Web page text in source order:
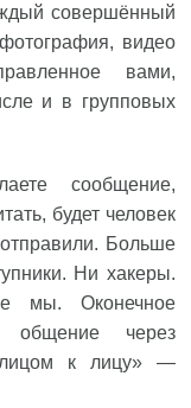
совершённый
видео
вами,
и в групповых
сообщение,
будет человек
Больше
Ни хакеры.
мы. Оконечное
общение через
лицом к лицу» —